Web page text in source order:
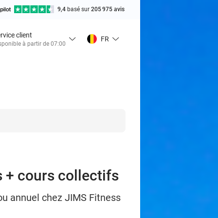
9,4 basé sur 205 975 avis
client
à partir de 07:00
FR
+ cours collectifs
annuel chez JIMS Fitness